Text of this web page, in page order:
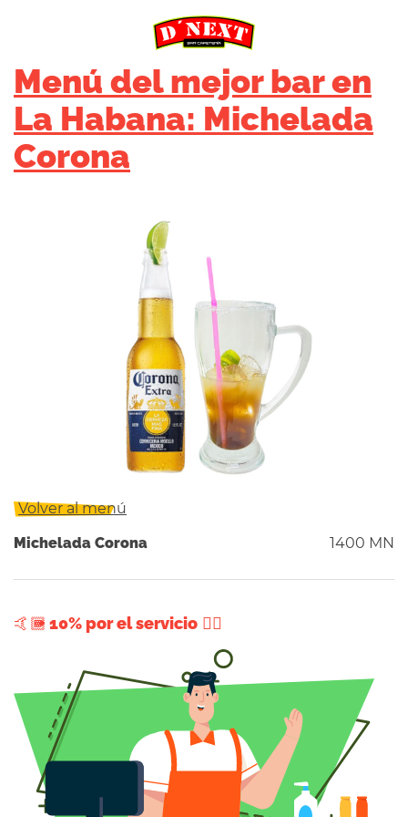
Menú del mejor bar en
La Habana: Michelada
Corona
Volver al menú
Michelada Corona
1400 MN
+ 10% por el servicio